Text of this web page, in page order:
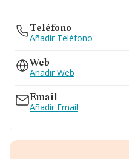
Teléfono
Añadir Teléfono
Web
Añadir Web
Email
Añadir Email